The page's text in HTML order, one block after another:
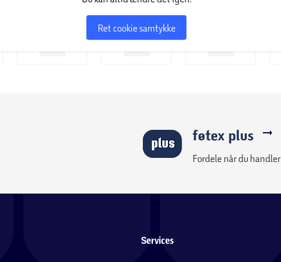
Ret cookie samtykke
føtex plus
Fordele når du handler
Services